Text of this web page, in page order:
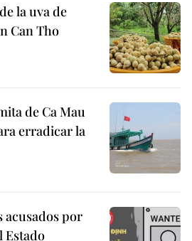
la uva de
Can Tho
de Ca Mau
erradicar la
acusados por
Estado